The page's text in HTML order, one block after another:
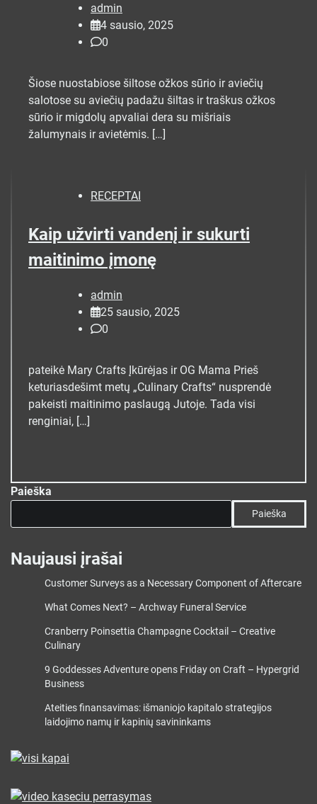
admin
4 sausio, 2025
0
Šiose nuostabiose šiltose ožkos sūrio ir aviečių
salotose su aviečių padažu šiltas ir traškus ožkos
sūrio ir migdolų apvaliai dera su mišriais
žalumynais ir avietėmis. […]
RECEPTAI
Kaip užvirti vandenį ir sukurti
maitinimo įmonę
admin
25 sausio, 2025
0
pateikė Mary Crafts Įkūrėjas ir OG Mama Prieš
keturiasdešimt metų „Culinary Crafts“ nusprendė
pakeisti maitinimo paslaugą Jutoje. Tada visi
renginiai, […]
Paieška
Paieška
Naujausi įrašai
Customer Surveys as a Necessary Component of Aftercare
What Comes Next? – Archway Funeral Service
Cranberry Poinsettia Champagne Cocktail – Creative
Culinary
9 Goddesses Adventure opens Friday on Craft – Hypergrid
Business
Ateities finansavimas: išmaniojo kapitalo strategijos
laidojimo namų ir kapinių savininkams